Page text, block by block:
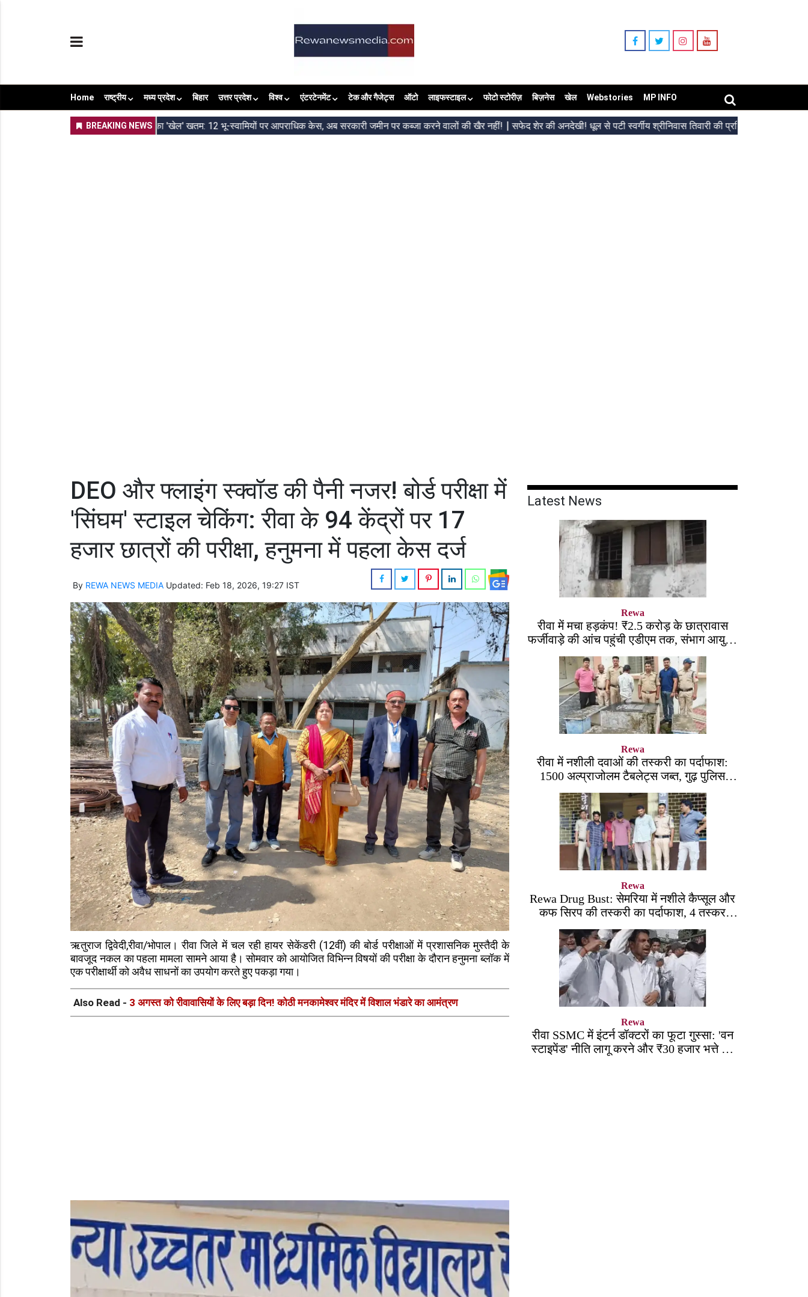
Home राष्ट्रीय मध्य प्रदेश बिहार उत्तर प्रदेश विश्व एंटरटेनमेंट टेक और गैजेट्स ऑटो लाइफस्टाइल फोटो स्टोरीज़ बिज़नेस खेल Webstories MP INFO
DEO और फ्लाइंग स्क्वॉड की पैनी नजर! बोर्ड परीक्षा में
'सिंघम' स्टाइल चेकिंग: रीवा के 94 केंद्रों पर 17
हजार छात्रों की परीक्षा, हनुमना में पहला केस दर्ज
By REWA NEWS MEDIA Updated: Feb 18, 2026, 19:27 IST
ऋतुराज द्विवेदी,रीवा/भोपाल। रीवा जिले में चल रही हायर सेकेंडरी (12वीं) की बोर्ड परीक्षाओं में प्रशासनिक मुस्तैदी के
बावजूद नकल का पहला मामला सामने आया है। सोमवार को आयोजित विभिन्न विषयों की परीक्षा के दौरान हनुमना ब्लॉक में
एक परीक्षार्थी को अवैध साधनों का उपयोग करते हुए पकड़ा गया।
Also Read - 3 अगस्त को रीवावासियों के लिए बड़ा दिन! कोठी मनकामेश्वर मंदिर में विशाल भंडारे का आमंत्रण
Latest News
Rewa
रीवा में मचा हड़कंप! ₹2.5 करोड़ के छात्रावास
फर्जीवाड़े की आंच पहुंची एडीएम तक, संभाग आयुक्त
को भेजा एक्शन लेटर
Rewa
रीवा में नशीली दवाओं की तस्करी का पर्दाफाश:
1500 अल्प्राजोलम टैबलेट्स जब्त, गुढ़ पुलिस
खंगाल रही सप्लाई चेन
Rewa
Rewa Drug Bust: सेमरिया में नशीले कैप्सूल और
कफ सिरप की तस्करी का पर्दाफाश, 4 तस्कर
सलाखों के पीछे
Rewa
रीवा SSMC में इंटर्न डॉक्टरों का फूटा गुस्सा: 'वन
स्टाइपेंड' नीति लागू करने और ₹30 हजार भत्ते की